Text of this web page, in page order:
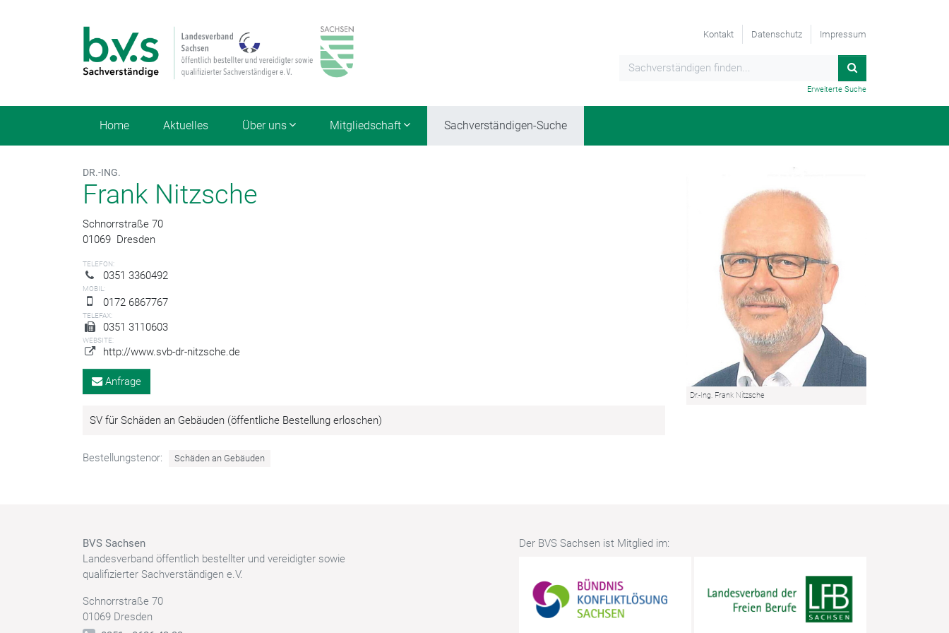
Kontakt Datenschutz Impressum
Erweiterte Suche
Home Aktuelles Über uns Mitgliedschaft Sachverständigen-Suche
DR.-ING.
Frank Nitzsche
Schnorrstraße 70
01069 Dresden
TELEFON:
0351 3360492
MOBIL:
0172 6867767
TELEFAX:
0351 3110603
WEBSITE:
http://www.svb-dr-nitzsche.de
Anfrage
SV für Schäden an Gebäuden (öffentliche Bestellung erloschen)
Bestellungstenor: Schäden an Gebäuden
Dr.-Ing. Frank Nitzsche
BVS Sachsen
Landesverband öffentlich bestellter und vereidigter sowie
qualifizierter Sachverständigen e.V.
Schnorrstraße 70
01069 Dresden
Der BVS Sachsen ist Mitglied im: